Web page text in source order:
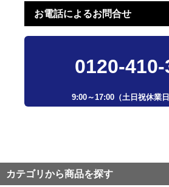
お電話によるお問合せ
0120-410-
9:00～17:00（土日祝休業日
カテゴリから商品を探す